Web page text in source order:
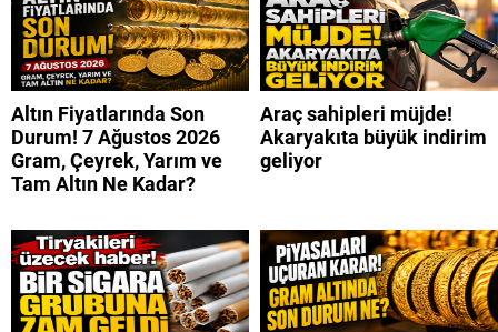
Altın Fiyatlarında Son
Durum! 7 Ağustos 2026
Gram, Çeyrek, Yarım ve
Tam Altın Ne Kadar?
Araç sahipleri müjde!
Akaryakıta büyük indirim
geliyor